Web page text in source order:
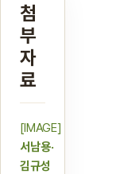
첨
부
자
료
[IMAGE]
서남용·
김규성